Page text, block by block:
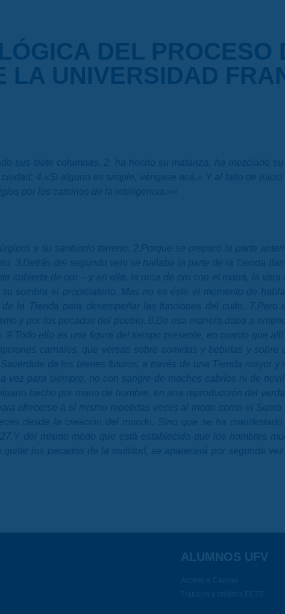
DEL PROCESO
LA UNIVERSIDAD
sus siete columnas, 2. ha hecho su matanza, ha mezclado
4.«Si alguno es simple, véngase acá.» Y al falto de
por los caminos de la inteligencia.»»
y su santuario terreno. 2.Porque se preparó la parte
3.Detrás del segundo velo se hallaba la parte de la Tienda
cubierta de oro – y en ella, la urna de oro con el maná, la
sombra el propiciatorio. Mas no es éste el momento de
la Tienda para desempeñar las funciones del culto.
y por los pecados del pueblo. 8.De esa manera daba a
9.Todo ello es una figura del tiempo presente, en cuanto que
carnales, que versan sobre comidas y bebidas y
de los bienes futuros, a través de una Tienda mayor
vez para siempre, no con sangre de machos cabríos ni de
hecho por mano de hombre, en una reproducción del
ofrecerse a sí mismo repetidas veces al modo como el
desde la creación del mundo. Sino que se ha
del mismo modo que está establecido que los hombres
los pecados de la multitud, se aparecerá por segunda
ALUMNOS UFV